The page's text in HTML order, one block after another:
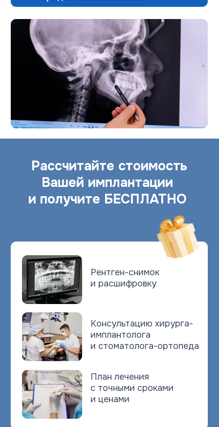
и расшифровку
Консультацию хирурга-
имплантолога
и стоматолога-ортопеда
План лечения
с точными сроками
и ценами